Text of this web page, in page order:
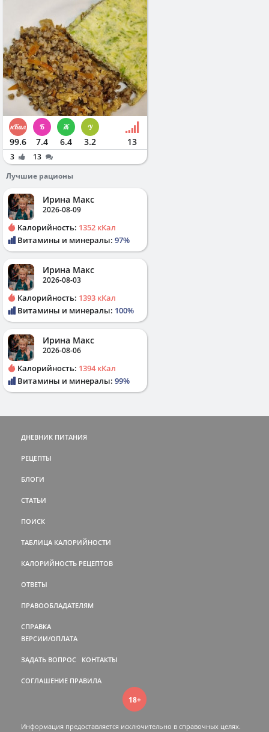
99.6 7.4 6.4 3.2 13
3
13
Лучшие рационы
Ирина Макс
2026-08-09
Калорийность: 1352 кКал
Витамины и минералы: 97%
Ирина Макс
2026-08-03
Калорийность: 1393 кКал
Витамины и минералы: 100%
Ирина Макс
2026-08-06
Калорийность: 1394 кКал
Витамины и минералы: 99%
ДНЕВНИК ПИТАНИЯ
РЕЦЕПТЫ
БЛОГИ
СТАТЬИ
ПОИСК
ТАБЛИЦА КАЛОРИЙНОСТИ
КАЛОРИЙНОСТЬ РЕЦЕПТОВ
ОТВЕТЫ
ПРАВООБЛАДАТЕЛЯМ
СПРАВКА
ВЕРСИИ/ОПЛАТА
ЗАДАТЬ ВОПРОС КОНТАКТЫ
СОГЛАШЕНИЕ ПРАВИЛА
18+
Информация предоставляется исключительно в справочных целях.